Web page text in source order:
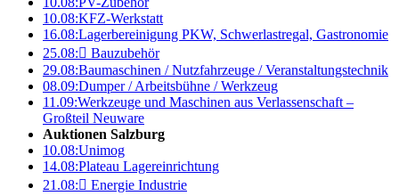
10.08:KFZ-Werkstatt
16.08:Lagerbereinigung PKW, Schwerlastregal, Gastronomie
25.08: Bauzubehör
29.08:Baumaschinen / Nutzfahrzeuge / Veranstaltungstechnik
08.09:Dumper / Arbeitsbühne / Werkzeug
11.09:Werkzeuge und Maschinen aus Verlassenschaft –
Großteil Neuware
Auktionen Salzburg
10.08:Unimog
14.08:Plateau Lagereinrichtung
21.08: Energie Industrie